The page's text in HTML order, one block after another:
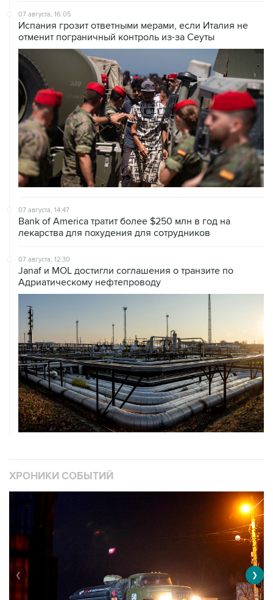
07 августа, 16:05
Испания грозит ответными мерами, если Италия не
отменит пограничный контроль из-за Сеуты
07 августа, 14:47
Bank of America тратит более $250 млн в год на
лекарства для похудения для сотрудников
07 августа, 12:30
Janaf и MOL достигли соглашения о транзите по
Адриатическому нефтепроводу
ХРОНИКИ СОБЫТИЙ
❮ ❯